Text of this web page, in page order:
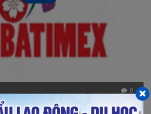
0
Ô TÔ LÀM VIỆC TẠI NHẬT...